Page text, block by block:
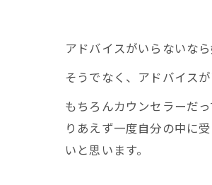
アドバイスがいらないな
そうでなく、アドバイス
もちろんカウンセラーだ
りあえず一度自分の中に
いと思います。